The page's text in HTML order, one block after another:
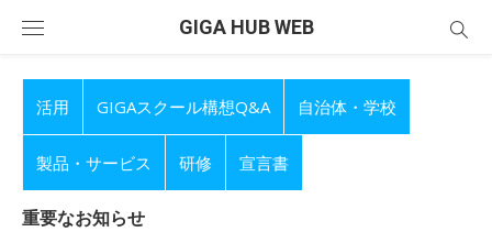
GIGA HUB WEB
活用 GIGAスクール構想Q&A 自治体・学校
製品・サービス 研修 宣言書
重要なお知らせ